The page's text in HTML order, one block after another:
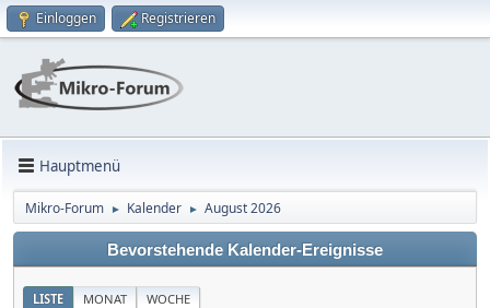
Einloggen Registrieren
Hauptmenü
Mikro-Forum ► Kalender ► August 2026
Bevorstehende Kalender-Ereignisse
LISTE MONAT WOCHE